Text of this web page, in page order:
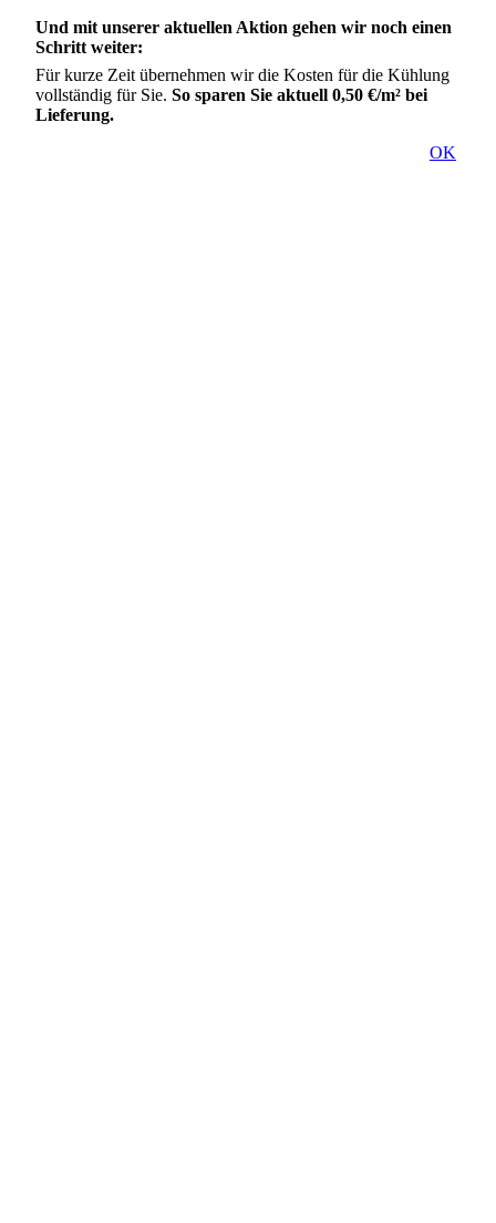
Und mit unserer aktuellen Aktion gehen wir noch einen
Schritt weiter:
Für kurze Zeit übernehmen wir die Kosten für die Kühlung
vollständig für Sie. So sparen Sie aktuell 0,50 €/m² bei
Lieferung.
OK